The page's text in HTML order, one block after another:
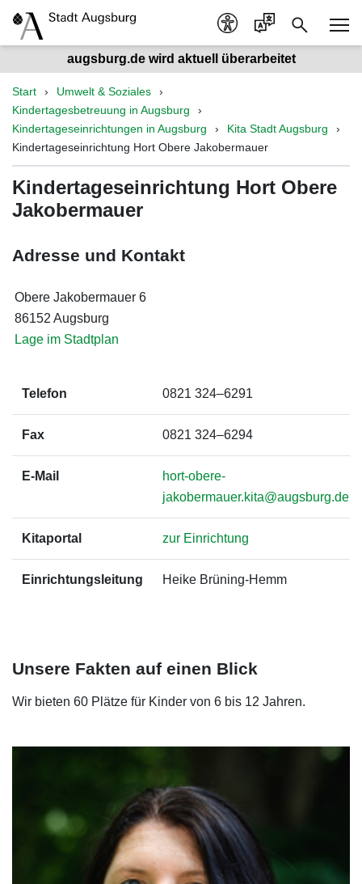
augsburg.de wird aktuell überarbeitet
Start
Umwelt & Soziales
Kindertagesbetreuung in Augsburg
Kindertageseinrichtungen in Augsburg
Kita Stadt Augsburg
Kindertageseinrichtung Hort Obere Jakobermauer
Kindertageseinrichtung Hort Obere
Jakobermauer
Adresse und Kontakt
Obere Jakobermauer 6
86152 Augsburg
Lage im Stadtplan
Telefon 0821 324–6291
Fax 0821 324–6294
E-Mail
hort-obere-
jakobermauer.kita@augsburg.de
Kitaportal zur Einrichtung
Einrichtungsleitung Heike Brüning-Hemm
Unsere Fakten auf einen Blick
Wir bieten 60 Plätze für Kinder von 6 bis 12 Jahren.